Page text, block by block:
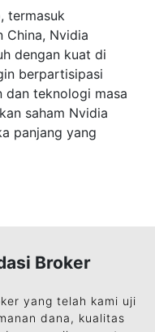
termasuk
China, Nvidia
dengan kuat di
berpartisipasi
dan teknologi masa
saham Nvidia
panjang yang
Broker
yang telah kami uji
dana, kualitas